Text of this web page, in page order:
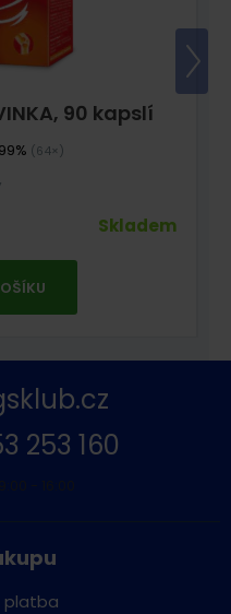
90 kapslí
99% (64×)
Skladem
253 160
platba